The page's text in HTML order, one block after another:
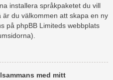
installera språkpaketet du vill
du välkommen att skapa en ny
på phpBB Limiteds webbplats
med mitt